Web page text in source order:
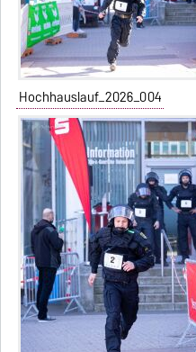
Hochhauslauf_2026_004